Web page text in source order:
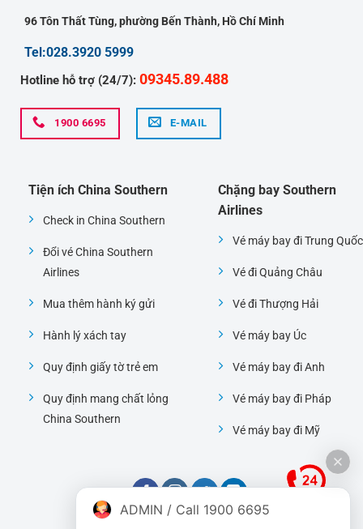
96 Tôn Thất Tùng, phường Bến Thành, Hồ Chí Minh
Tel:028.3920 5999
Hotline hỗ trợ (24/7): 09345.89.488
1900 6695 E-MAIL
Tiện ích China Southern
Check in China Southern
Đổi vé China Southern
Airlines
Mua thêm hành ký gửi
Hành lý xách tay
Quy định giấy tờ trẻ em
Quy định mang chất lỏng
China Southern
Chặng bay Southern
Airlines
Vé máy bay đi Trung Quốc
Vé đi Quảng Châu
Vé đi Thượng Hải
Vé máy bay Úc
Vé máy bay đi Anh
Vé máy bay đi Pháp
Vé máy bay đi Mỹ
ADMIN / Call 1900 6695